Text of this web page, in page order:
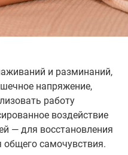
и разминаний,
напряжение,
работу
воздействие
— для восстановления
общего самочувствия.